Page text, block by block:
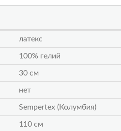
латекс
100% гелий
30 см
нет
Sempertex (Колумбия)
110 см